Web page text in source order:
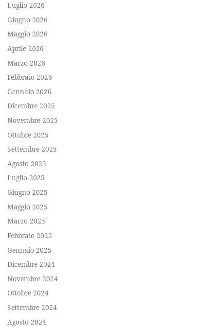
Luglio 2026
Giugno 2026
Maggio 2026
Aprile 2026
Marzo 2026
Febbraio 2026
Gennaio 2026
Dicembre 2025
Novembre 2025
Ottobre 2025
Settembre 2025
Agosto 2025
Luglio 2025
Giugno 2025
Maggio 2025
Marzo 2025
Febbraio 2025
Gennaio 2025
Dicembre 2024
Novembre 2024
Ottobre 2024
Settembre 2024
Agosto 2024